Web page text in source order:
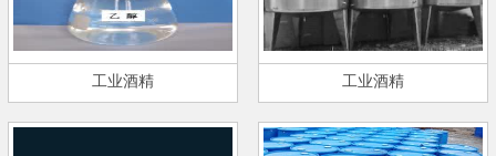
工业酒精 工业酒精